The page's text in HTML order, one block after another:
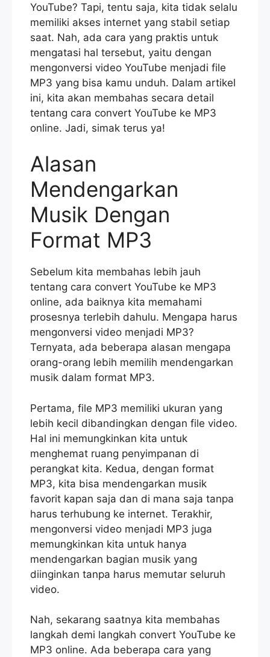
YouTube? Tapi, tentu saja, kita tidak selalu
memiliki akses internet yang stabil setiap
saat. Nah, ada cara yang praktis untuk
mengatasi hal tersebut, yaitu dengan
mengonversi video YouTube menjadi file
MP3 yang bisa kamu unduh. Dalam artikel
ini, kita akan membahas secara detail
tentang cara convert YouTube ke MP3
online. Jadi, simak terus ya!
Alasan
Mendengarkan
Musik Dengan
Format MP3
Sebelum kita membahas lebih jauh
tentang cara convert YouTube ke MP3
online, ada baiknya kita memahami
prosesnya terlebih dahulu. Mengapa harus
mengonversi video menjadi MP3?
Ternyata, ada beberapa alasan mengapa
orang-orang lebih memilih mendengarkan
musik dalam format MP3.
Pertama, file MP3 memiliki ukuran yang
lebih kecil dibandingkan dengan file video.
Hal ini memungkinkan kita untuk
menghemat ruang penyimpanan di
perangkat kita. Kedua, dengan format
MP3, kita bisa mendengarkan musik
favorit kapan saja dan di mana saja tanpa
harus terhubung ke internet. Terakhir,
mengonversi video menjadi MP3 juga
memungkinkan kita untuk hanya
mendengarkan bagian musik yang
diinginkan tanpa harus memutar seluruh
video.
Nah, sekarang saatnya kita membahas
langkah demi langkah convert YouTube ke
MP3 online. Ada beberapa cara yang